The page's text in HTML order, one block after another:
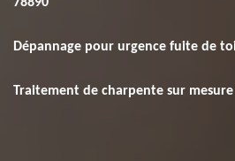
Dépannage pour urgence fuite de
Traitement de charpente sur mesure